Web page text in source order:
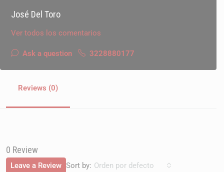
José Del Toro
Ver todos los comentarios
Ask a question 3228880177
Reviews (0)
0 Review
Sort by: Orden por defecto
Leave a Review